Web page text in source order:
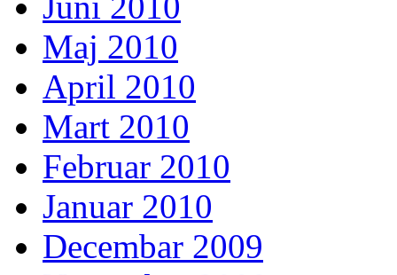
Maj 2010
April 2010
Mart 2010
Februar 2010
Januar 2010
Decembar 2009